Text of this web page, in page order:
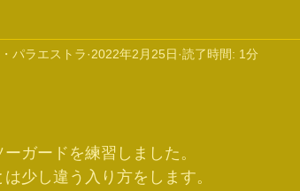
パラエストラ 2022年2月25日 読了時間: 1分
ガードを練習しました。
少し違う入り方をします。